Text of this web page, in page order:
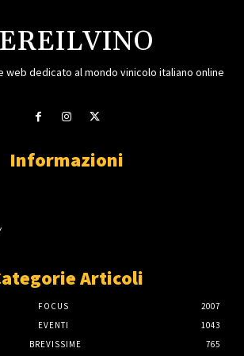
dedicato al mondo vinicolo italiano online
Informazioni
Articoli
FOCUS
2007
EVENTI
1043
BREVISSIME
765